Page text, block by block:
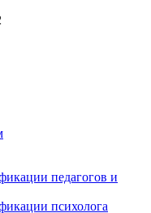
педагогов и
психолога